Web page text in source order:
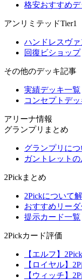
格安おすすめデ
アンリミテッドTier1
ハンドレスヴ
回復ビショップ
その他のデッキ記事
実績デッキ一覧
コンセプトデ
アリーナ情報
グランプリまとめ
グランプリに
ガントレット
2Pickまとめ
2Pickについて
おすすめリー
提示カード一覧
2Pickカード評価
【エルフ】
【ロイヤル】
【ウィッチ】